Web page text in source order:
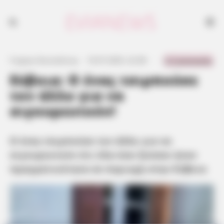
Εύβοια: Ο ένας τσιμπούσε
τον άλλο για να
σιγουρευτούν!
Ο ένας τσιμπούσε τον άλλο για να